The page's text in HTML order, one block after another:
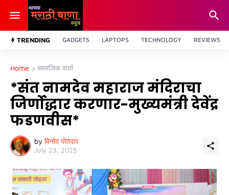
TRENDING GADGETS LAPTOPS TECHNOLOGY REVIEWS
Home सामाजिक वार्ता
*संत नामदेव महाराज मंदिराचा
जिर्णोद्धार करणार-मुख्यमंत्री देवेंद्र
फडणवीस*
by विनोद पोतदार
July 23, 2025